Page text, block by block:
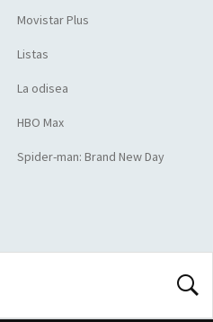
Movistar Plus
Listas
La odisea
HBO Max
Spider-man: Brand New Day